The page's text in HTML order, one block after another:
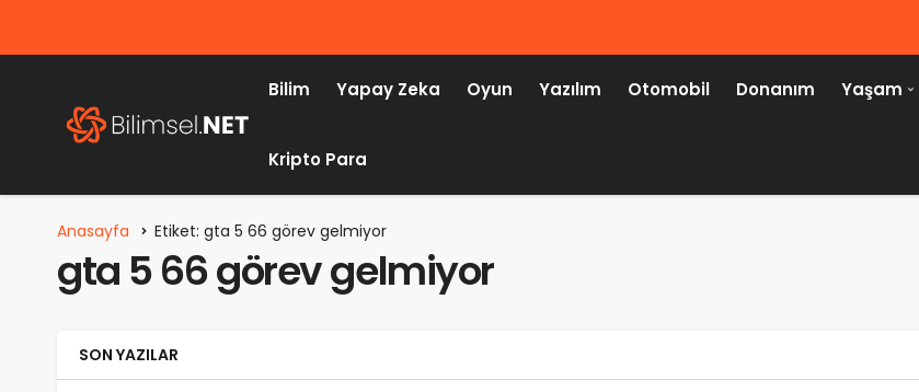
Bilim Yapay Zeka Oyun Yazılım Otomobil Donanım Yaşam
Kripto Para
Anasayfa Etiket: gta 5 66 görev gelmiyor
gta 5 66 görev gelmiyor
SON YAZILAR